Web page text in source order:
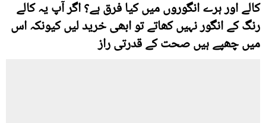
کالے اور ہرے انگوروں میں کیا فرق ہے؟ اگر آپ یہ کالے
رنگ کے انگور نہیں کھاتے تو ابھی خرید لیں کیونکہ اس
میں چھپے ہیں صحت کے قدرتی راز